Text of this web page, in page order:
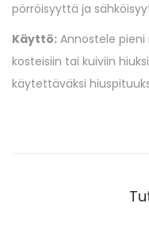
pörröisyyttä ja
Käyttö: Annostele
kosteisiin tai kuiviin
käytettäväksi